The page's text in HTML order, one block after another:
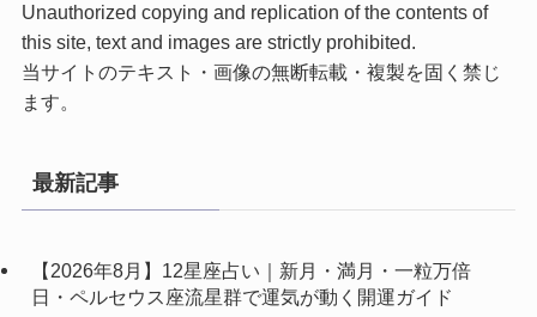
Unauthorized copying and replication of the contents of
this site, text and images are strictly prohibited.
当サイトのテキスト・画像の無断転載・複製を固く禁じ
ます。
最新記事
【2026年8月】12星座占い｜新月・満月・一粒万倍
日・ペルセウス座流星群で運気が動く開運ガイド